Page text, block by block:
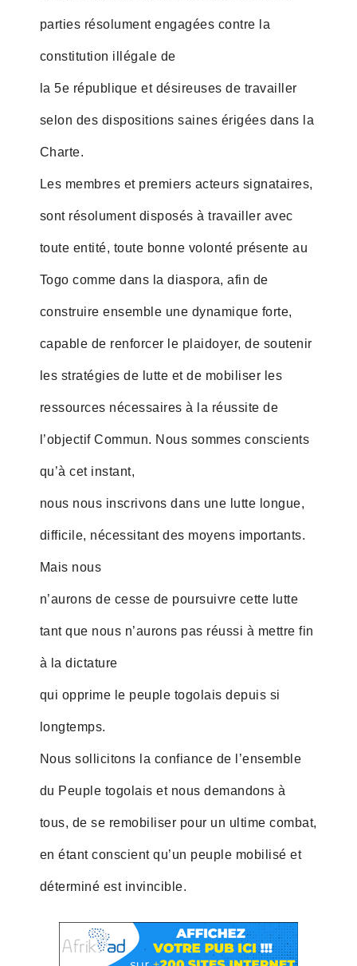
parties résolument engagées contre la
constitution illégale de
la 5e république et désireuses de travailler
selon des dispositions saines érigées dans la
Charte.
Les membres et premiers acteurs signataires,
sont résolument disposés à travailler avec
toute entité, toute bonne volonté présente au
Togo comme dans la diaspora, afin de
construire ensemble une dynamique forte,
capable de renforcer le plaidoyer, de soutenir
les stratégies de lutte et de mobiliser les
ressources nécessaires à la réussite de
l’objectif Commun. Nous sommes conscients
qu’à cet instant,
nous nous inscrivons dans une lutte longue,
difficile, nécessitant des moyens importants.
Mais nous
n’aurons de cesse de poursuivre cette lutte
tant que nous n’aurons pas réussi à mettre fin
à la dictature
qui opprime le peuple togolais depuis si
longtemps.
Nous sollicitons la confiance de l’ensemble
du Peuple togolais et nous demandons à
tous, de se remobiliser pour un ultime combat,
en étant conscient qu’un peuple mobilisé et
déterminé est invincible.